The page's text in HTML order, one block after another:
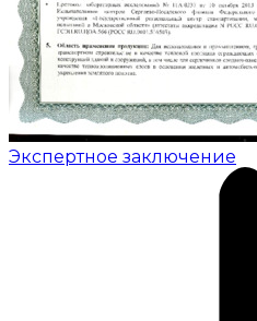
Экспертное заключение